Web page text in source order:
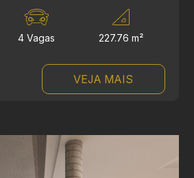
4 Vagas 227.76 m²
VEJA MAIS